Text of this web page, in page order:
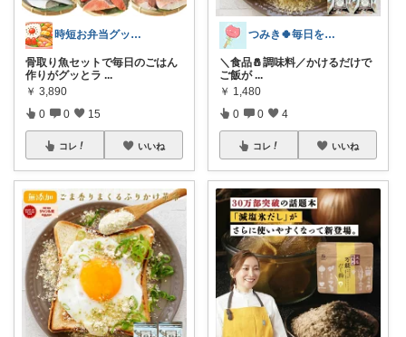
時短お弁当グッズROOⅯ
骨取り魚セットで毎日のごはん
作りがグッとラ ...
￥ 3,890
0 0 15
コレ いいね
つみき🍀毎日をご機嫌にする♡
＼食品🧂調味料／かけるだけで
ご飯が ...
￥ 1,480
0 0 4
コレ いいね